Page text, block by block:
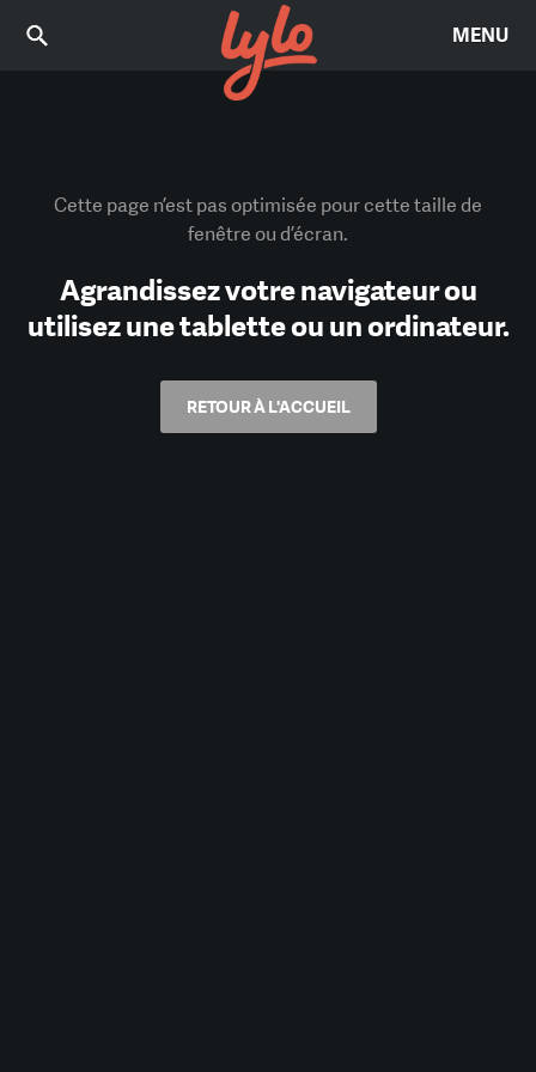
MENU
Cette page n’est pas optimisée pour cette taille de
fenêtre ou d’écran.
Agrandissez votre navigateur ou
utilisez une tablette ou un ordinateur.
RETOUR À L'ACCUEIL